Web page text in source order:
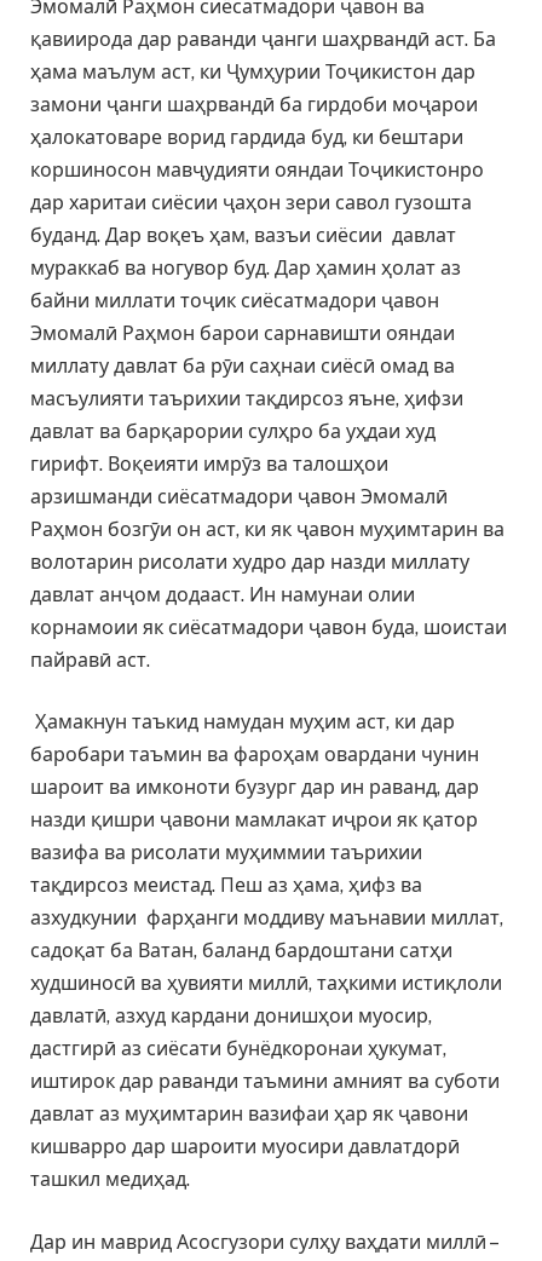
Эмомалӣ Раҳмон сиёсатмадори ҷавон ва
қавиирода дар раванди ҷанги шаҳрвандӣ аст. Ба
ҳама маълум аст, ки Ҷумҳурии Тоҷикистон дар
замони ҷанги шаҳрвандӣ ба гирдоби моҷарои
ҳалокатоваре ворид гардида буд, ки бештари
коршиносон мавҷудияти ояндаи Тоҷикистонро
дар харитаи сиёсии ҷаҳон зери савол гузошта
буданд. Дар воқеъ ҳам, вазъи сиёсии давлат
мураккаб ва ногувор буд. Дар ҳамин ҳолат аз
байни миллати тоҷик сиёсатмадори ҷавон
Эмомалӣ Раҳмон барои сарнавишти ояндаи
миллату давлат ба рӯи саҳнаи сиёсӣ омад ва
масъулияти таърихии тақдирсоз яъне, ҳифзи
давлат ва барқарории сулҳро ба уҳдаи худ
гирифт. Воқеияти имрӯз ва талошҳои
арзишманди сиёсатмадори ҷавон Эмомалӣ
Раҳмон бозгӯи он аст, ки як ҷавон муҳимтарин ва
волотарин рисолати худро дар назди миллату
давлат анҷом додааст. Ин намунаи олии
корнамоии як сиёсатмадори ҷавон буда, шоистаи
пайравӣ аст.
Ҳамакнун таъкид намудан муҳим аст, ки дар
баробари таъмин ва фароҳам овардани чунин
шароит ва имконоти бузург дар ин раванд, дар
назди қишри ҷавони мамлакат иҷрои як қатор
вазифа ва рисолати муҳиммии таърихии
тақдирсоз меистад. Пеш аз ҳама, ҳифз ва
азхудкунии фарҳанги моддиву маънавии миллат,
садоқат ба Ватан, баланд бардоштани сатҳи
худшиносӣ ва ҳувияти миллӣ, таҳкими истиқлоли
давлатӣ, азхуд кардани донишҳои муосир,
дастгирӣ аз сиёсати бунёдкоронаи ҳукумат,
иштирок дар раванди таъмини амният ва суботи
давлат аз муҳимтарин вазифаи ҳар як ҷавони
кишварро дар шароити муосири давлатдорӣ
ташкил медиҳад.
Дар ин маврид Асосгузори сулҳу ваҳдати миллӣ –